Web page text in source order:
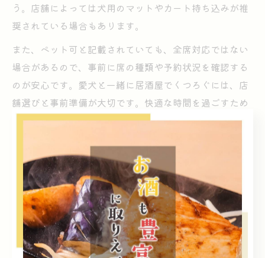
う。店舗によっては犬用のマットやカート持ち込みが推
奨されている場合もあります。
また、ペット可と記載されていても、全席対応ではない
場合があるので、事前に席の種類や予約状況を確認する
のが安心です。愛犬と一緒に居酒屋でくつろぐには、店
舗選びと事前準備が大切です。快適な時間を過ごすため
に、最新情報のチェックを欠かさないようにしましょ
犬連れに最適な居酒屋活用のコツ
犬連れ居酒屋で快適に過ごす秘訣